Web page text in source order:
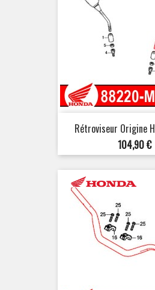
Rétroviseur Origine
Prix
104,90 €